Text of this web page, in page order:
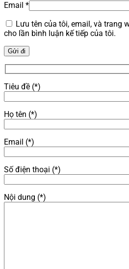
Email *
Lưu tên của tôi, email, và trang
cho lần bình luận kế tiếp của tôi.
Tiêu đề (*)
Họ tên (*)
Email (*)
Số điện thoại (*)
Nội dung (*)